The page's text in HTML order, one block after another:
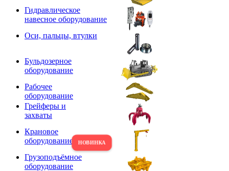
Гидравлическое
навесное оборудование
Оси, пальцы, втулки
Бульдозерное
оборудование
Рабочее
оборудование
Грейферы и
захваты
Крановое
оборудование
Грузоподъёмное
оборудование